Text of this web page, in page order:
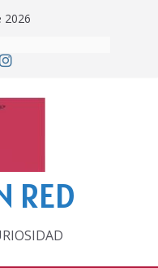
2026
de recomendar
RED